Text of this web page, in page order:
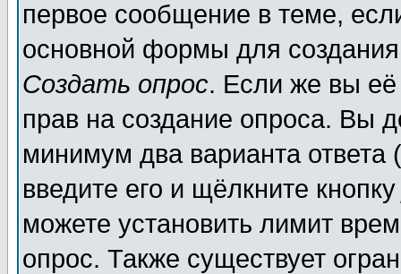
первое сообщение в теме,
основной формы для
Создать опрос. Если же вы её
прав на создание опроса. Вы
минимум два варианта ответа
введите его и щёлкните
можете установить лимит
опрос. Также существует